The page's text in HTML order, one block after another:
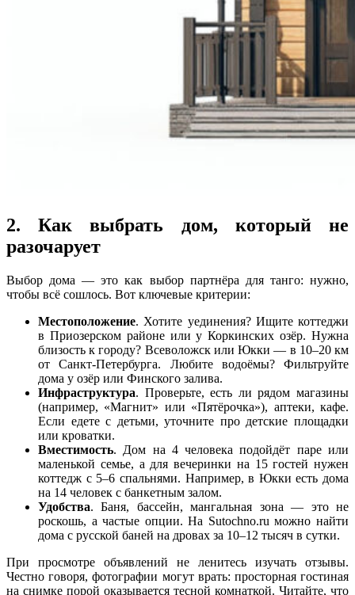
2. Как выбрать дом, который не
разочарует
Выбор дома — это как выбор партнёра для танго: нужно,
чтобы всё сошлось. Вот ключевые критерии:
Местоположение. Хотите уединения? Ищите коттеджи
в Приозерском районе или у Коркинских озёр. Нужна
близость к городу? Всеволожск или Юкки — в 10–20 км
от Санкт-Петербурга. Любите водоёмы? Фильтруйте
дома у озёр или Финского залива.
Инфраструктура. Проверьте, есть ли рядом магазины
(например, «Магнит» или «Пятёрочка»), аптеки, кафе.
Если едете с детьми, уточните про детские площадки
или кроватки.
Вместимость. Дом на 4 человека подойдёт паре или
маленькой семье, а для вечеринки на 15 гостей нужен
коттедж с 5–6 спальнями. Например, в Юкки есть дома
на 14 человек с банкетным залом.
Удобства. Баня, бассейн, мангальная зона — это не
роскошь, а частые опции. На Sutochno.ru можно найти
дома с русской баней на дровах за 10–12 тысяч в сутки.
При просмотре объявлений не ленитесь изучать отзывы.
Честно говоря, фотографии могут врать: просторная гостиная
на снимке порой оказывается тесной комнаткой. Читайте, что